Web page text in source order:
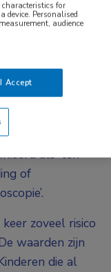
bij kinderen
waarden
2-
(ACR ≥
≥ 300 mg/g) en
als ‘ten
of
zoveel risico
waarden zijn
die al
characteristics for
device. Personalised
audience
I Accept